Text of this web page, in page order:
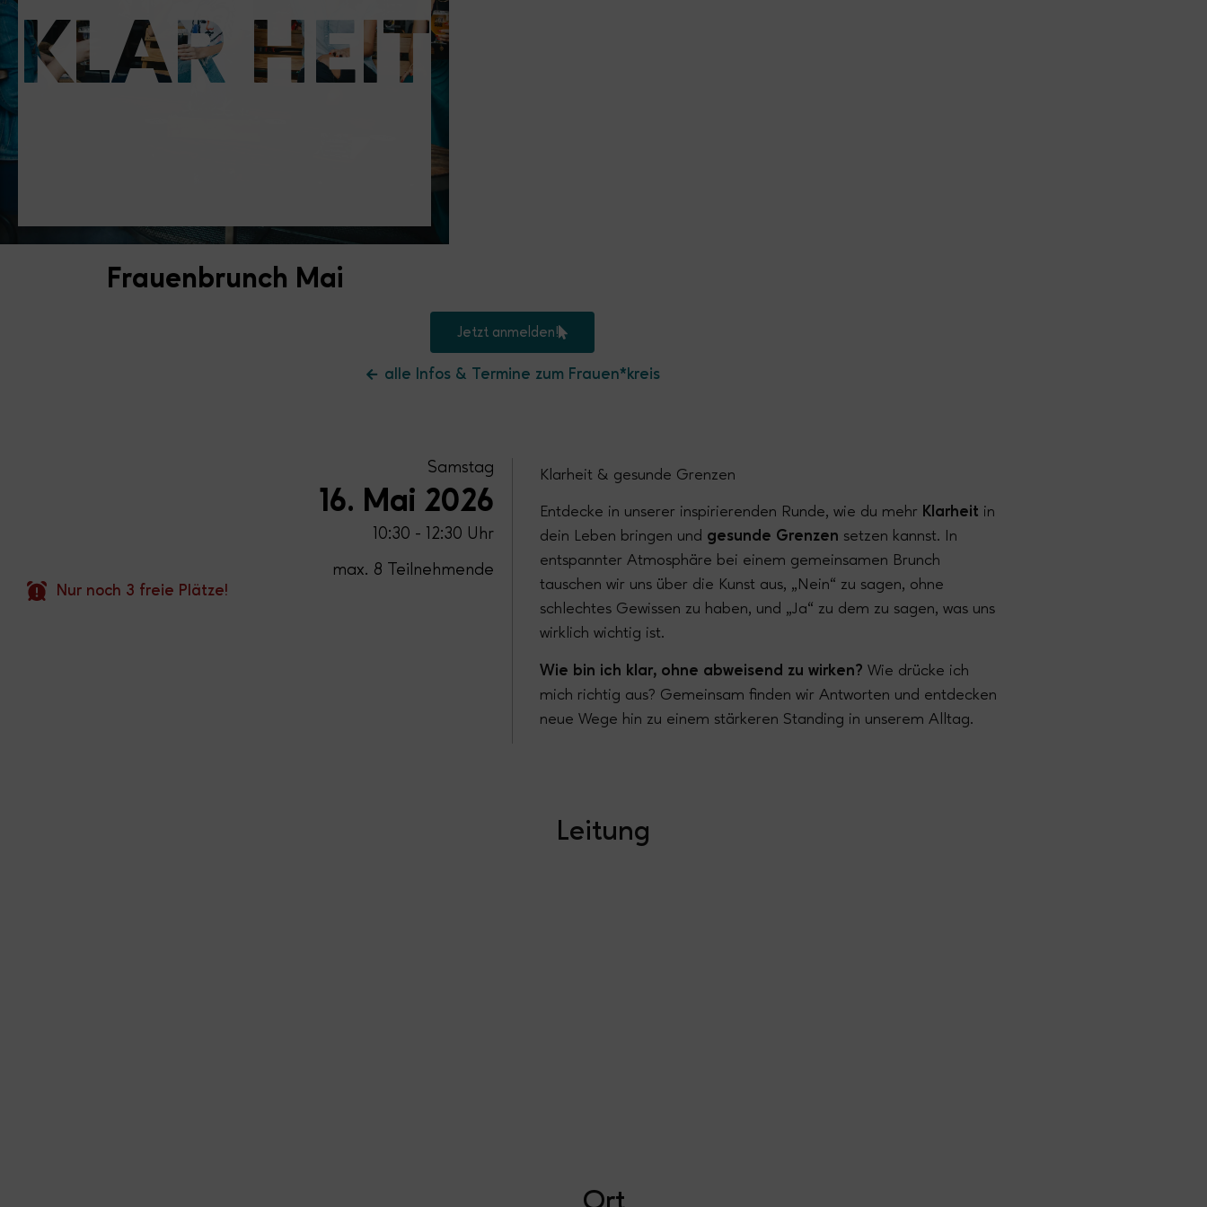
KLAR HEIT
Frauenbrunch Mai
Jetzt anmelden!
alle Infos & Termine zum Frauen*kreis
Samstag
16. Mai 2026
10:30 - 12:30 Uhr
max. 8 Teilnehmende
Nur noch 3 freie Plätze!
Klarheit & gesunde Grenzen
Entdecke in unserer inspirierenden Runde, wie du mehr Klarheit in
dein Leben bringen und gesunde Grenzen setzen kannst. In
entspannter Atmosphäre bei einem gemeinsamen Brunch
tauschen wir uns über die Kunst aus, „Nein“ zu sagen, ohne
schlechtes Gewissen zu haben, und „Ja“ zu dem zu sagen, was uns
wirklich wichtig ist.
Wie bin ich klar, ohne abweisend zu wirken? Wie drücke ich
mich richtig aus? Gemeinsam finden wir Antworten und entdecken
neue Wege hin zu einem stärkeren Standing in unserem Alltag.
Leitung
Ort